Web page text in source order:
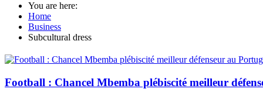
You are here:
Home
Business
Subcultural dress
Football : Chancel Mbemba plébiscité meilleur